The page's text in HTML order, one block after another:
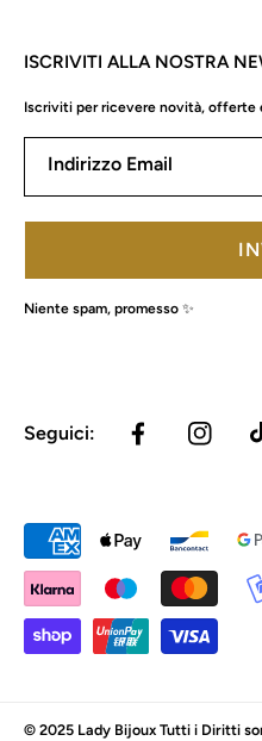
ISCRIVITI ALLA NOSTRA
Iscriviti per ricevere novità, offerte
Indirizzo Email
Niente spam, promesso ✨
Seguici: FACEBOOK
Metodi
di
pagamento
© 2025 Lady Bijoux Tutti i Diritti